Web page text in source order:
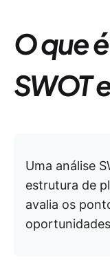
O que
SWOT
Uma análise
estrutura de
avalia os